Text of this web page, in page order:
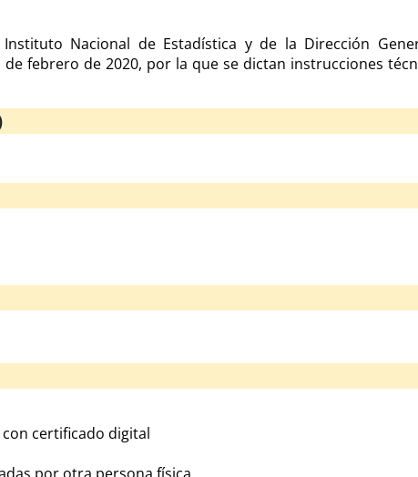
Nacional de Estadística y de la Dirección
febrero de 2020, por la que se dictan instrucciones
certificado digital